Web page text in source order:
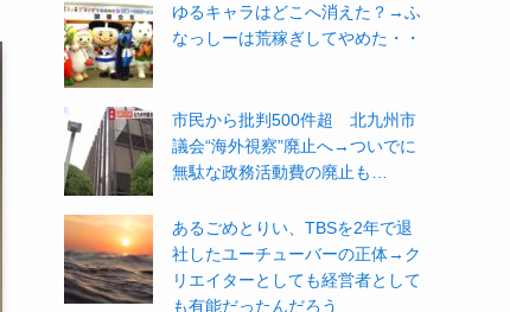
ゆるキャラはどこへ消えた？→ふ
なっしーは荒稼ぎしてやめた・・
市民から批判500件超 北九州市
議会“海外視察”廃止へ→ついでに
無駄な政務活動費の廃止も…
あるごめとりい、TBSを2年で退
社したユーチューバーの正体→ク
リエイターとしても経営者として
も有能だったんだろう